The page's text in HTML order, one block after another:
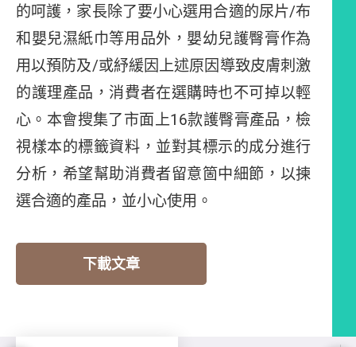
的呵護，家長除了要小心選用合適的尿片/布
和嬰兒濕紙巾等用品外，嬰幼兒護臀膏作為
用以預防及/或紓緩因上述原因導致皮膚刺激
的護理產品，消費者在選購時也不可掉以輕
心。本會搜集了市面上16款護臀膏產品，檢
視樣本的標籤資料，並對其標示的成分進行
分析，希望幫助消費者留意箇中細節，以揀
選合適的產品，並小心使用。
下載文章